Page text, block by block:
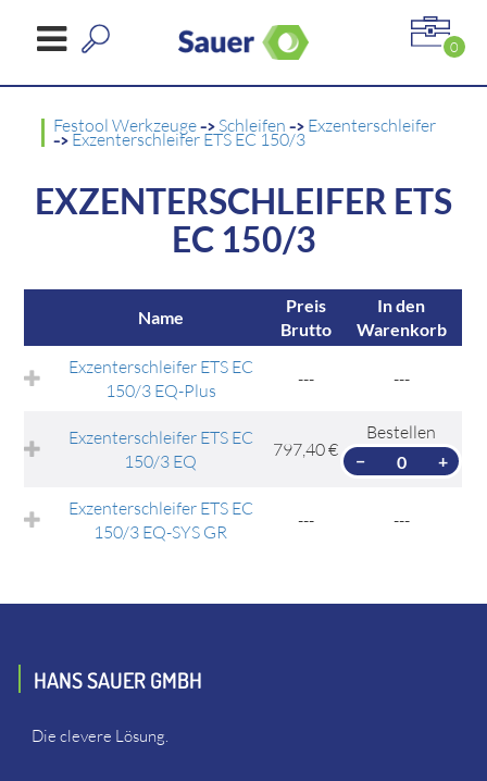
0
Festool Werkzeuge-> Schleifen-> Exzenterschleifer
-> Exzenterschleifer ETS EC 150/3
EXZENTERSCHLEIFER ETS
EC 150/3
Name
Preis
Brutto
In den
Warenkorb
Exzenterschleifer ETS EC
150/3 EQ-Plus
--- ---
Exzenterschleifer ETS EC
150/3 EQ
797,40 €
Bestellen
− +
Exzenterschleifer ETS EC
150/3 EQ-SYS GR
--- ---
HANS SAUER GMBH
Die clevere Lösung.